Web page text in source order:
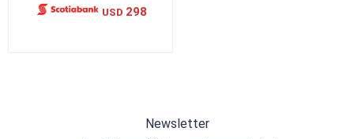
USD 298
Newsletter